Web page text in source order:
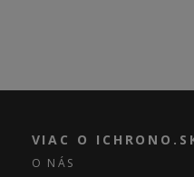
VIAC O
O NÁS